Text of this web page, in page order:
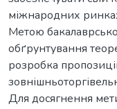
міжнародних
Метою
обґрунтування
розробка
Для досягнення